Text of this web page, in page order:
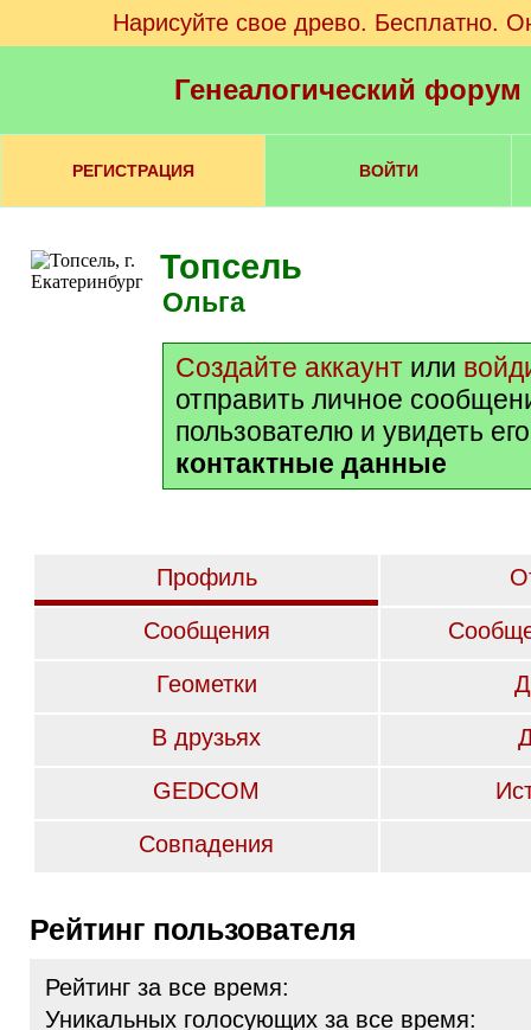
Нарисуйте свое древо. Бесплатно.
Генеалогический
РЕГИСТРАЦИЯ ВОЙТИ
Топсель
Ольга
Создайте аккаунт или
отправить личное
пользователю и увидеть
контактные данные
Профиль
Сообщения
Геометки
В друзьях
GEDCOM
Совпадения
Рейтинг пользователя
Рейтинг за все время:
Уникальных голосующих за все время: